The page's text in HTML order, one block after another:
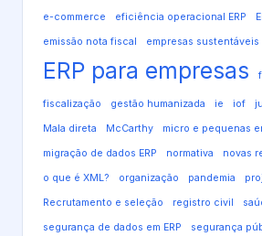
e-commerce eficiência operacional ERP
emissão nota fiscal empresas sustentáveis
ERP para empresas
fiscalização gestão humanizada ie iof
Mala direta McCarthy micro e pequenas
migração de dados ERP normativa novas
o que é XML? organização pandemia
Recrutamento e seleção registro civil
segurança de dados em ERP segurança